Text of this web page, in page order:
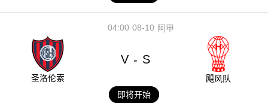
08-10
04:00 阿甲
圣洛伦索
V - S
飓风队
即将开始